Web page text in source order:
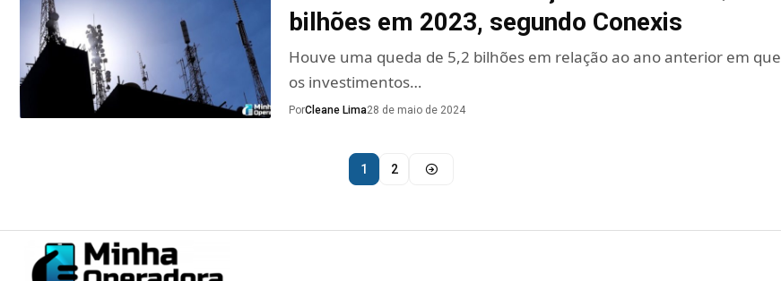
bilhões em 2023, segundo Conexis
Houve uma queda de 5,2 bilhões em relação ao ano anterior em que
os investimentos…
PorCleane Lima28 de maio de 2024
1 2